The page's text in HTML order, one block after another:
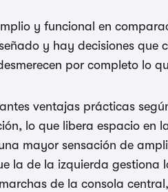
y funcional en
y hay decisiones que
por completo lo
ventajas prácticas
lo que libera espacio en
mayor sensación de
la de la izquierda gestiona
de la consola